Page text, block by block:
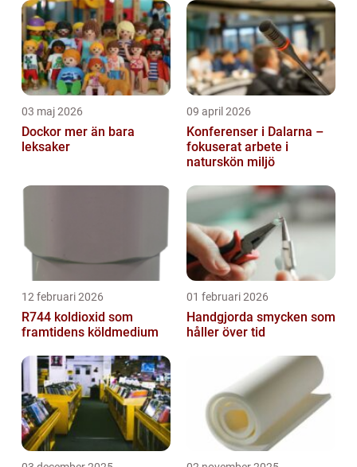
03 maj 2026
Dockor mer än bara
leksaker
09 april 2026
Konferenser i Dalarna –
fokuserat arbete i
naturskön miljö
12 februari 2026
R744 koldioxid som
framtidens köldmedium
01 februari 2026
Handgjorda smycken som
håller över tid